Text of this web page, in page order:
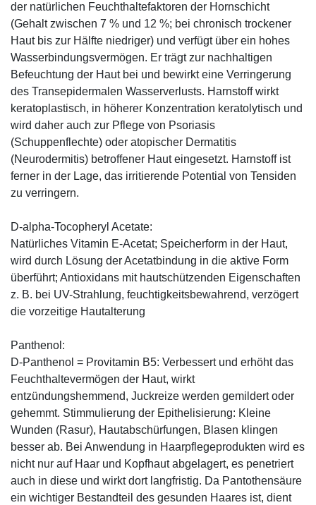
der natürlichen Feuchthaltefaktoren der Hornschicht
(Gehalt zwischen 7 % und 12 %; bei chronisch trockener
Haut bis zur Hälfte niedriger) und verfügt über ein hohes
Wasserbindungsvermögen. Er trägt zur nachhaltigen
Befeuchtung der Haut bei und bewirkt eine Verringerung
des Transepidermalen Wasserverlusts. Harnstoff wirkt
keratoplastisch, in höherer Konzentration keratolytisch und
wird daher auch zur Pflege von Psoriasis
(Schuppenflechte) oder atopischer Dermatitis
(Neurodermitis) betroffener Haut eingesetzt. Harnstoff ist
ferner in der Lage, das irritierende Potential von Tensiden
zu verringern.
D-alpha-Tocopheryl Acetate:
Natürliches Vitamin E-Acetat; Speicherform in der Haut,
wird durch Lösung der Acetatbindung in die aktive Form
überführt; Antioxidans mit hautschützenden Eigenschaften
z. B. bei UV-Strahlung, feuchtigkeitsbewahrend, verzögert
die vorzeitige Hautalterung
Panthenol:
D-Panthenol = Provitamin B5: Verbessert und erhöht das
Feuchthaltevermögen der Haut, wirkt
entzündungshemmend, Juckreize werden gemildert oder
gehemmt. Stimmulierung der Epithelisierung: Kleine
Wunden (Rasur), Hautabschürfungen, Blasen klingen
besser ab. Bei Anwendung in Haarpflegeprodukten wird es
nicht nur auf Haar und Kopfhaut abgelagert, es penetriert
auch in diese und wirkt dort langfristig. Da Pantothensäure
ein wichtiger Bestandteil des gesunden Haares ist, dient